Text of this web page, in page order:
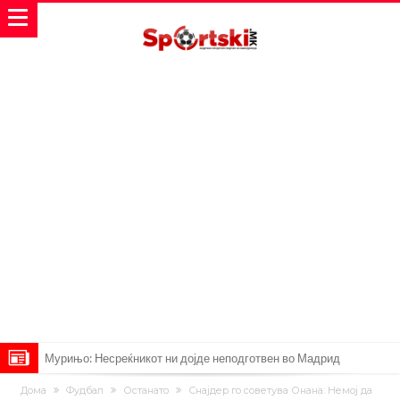
Мурињо: Несреќникот ни дојде неподготвен во Мадрид
Тетоважата на Габриел стана предмет на потсмев: Навивачите го
Дома Фудбал Останато
Снајдер го советува Онана: Немој да